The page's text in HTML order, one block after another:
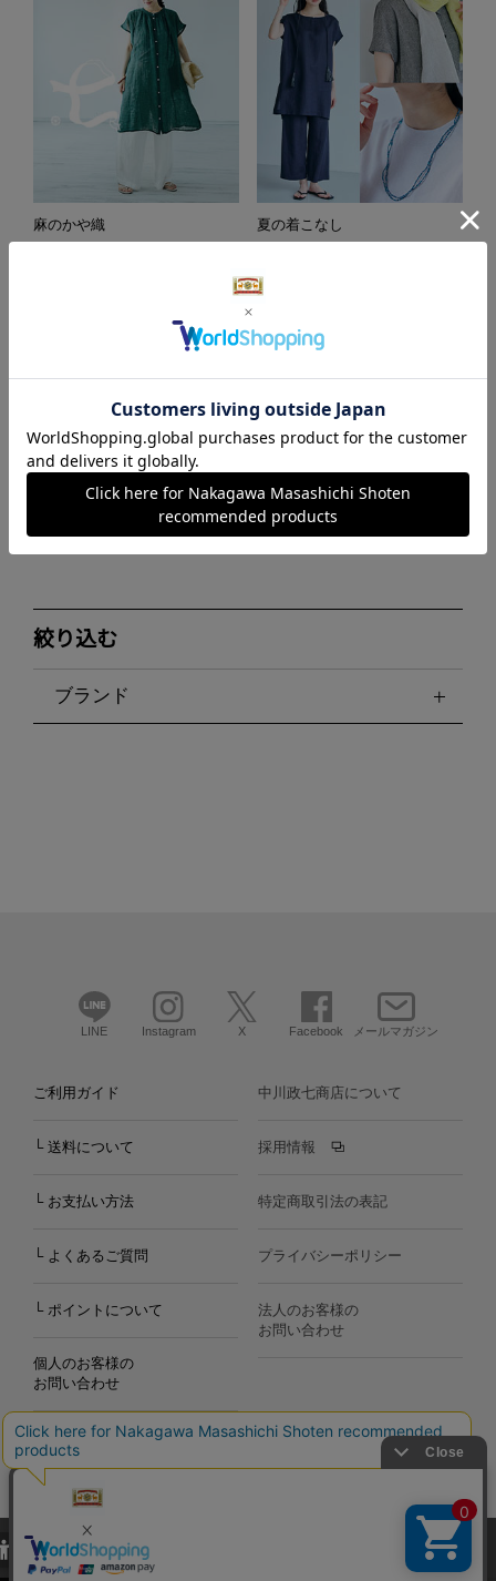
麻のかや織 夏の着こなし
麻のインナー「更麻（さら
絞り込む
ブランド
LINE Instagram X Facebook メールマガジン
ご利用ガイド
└ 送料について
└ お支払い方法
└ よくあるご質問
└ ポイントについて
個人のお客様の
お問い合わせ
中川政七商店について
採用情報
特定商取引法の表記
プライバシーポリシー
法人のお客様の
お問い合わせ
Copyright©2000-2026
Nakagawa Masashichi Shoten All Rights Reserved.
当サイトでは、当サイト内における閲覧履歴・属性情報などの取得およ
び利便性向上のためにクッキー（Cookie）を使用いたします。詳細に